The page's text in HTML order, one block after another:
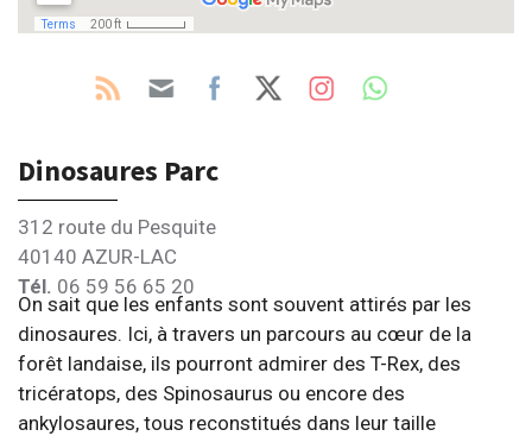
Dinosaures Parc
312 route du Pesquite
40140 AZUR-LAC
Tél. 06 59 56 65 20
On sait que les enfants sont souvent attirés par les
dinosaures. Ici, à travers un parcours au cœur de la
forêt landaise, ils pourront admirer des T-Rex, des
tricératops, des Spinosaurus ou encore des
ankylosaures, tous reconstitués dans leur taille